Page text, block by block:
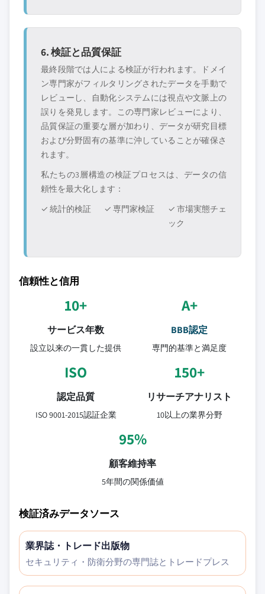
6. 検証と品質保証
最終段階では人による検証が行われます。ドメイ
ン専門家がフィルタリングされたデータを手動で
レビューし、自動化システムには視点や文脈上の
誤りを発見します。この専門家レビューにより、
品質保証の重要な層が加わり、データが研究目標
および分野固有の基準に沖していることが確保さ
れます。
私たちの3層構造の検証プロセスは、データの信
頼性を最大化します：
✓ 統計的検証
✓ 専門家検証
✓ 市場実態チェ
ック
信頼性と信用
10+
サービス年数
設立以来の一貫した提供
A+
BBB認定
専門的基準と満足度
ISO
認定品質
ISO 9001-2015認証企業
150+
リサーチアナリスト
10以上の業界分野
95%
顧客維持率
5年間の関係価値
検証済みデータソース
業界誌・トレード出版物
セキュリティ・防衛分野の専門誌とトレードプレス